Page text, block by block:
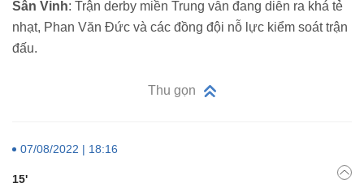
Sân Vinh: Trận derby miền Trung vẫn đang diễn ra khá tẻ
nhạt, Phan Văn Đức và các đồng đội nỗ lực kiểm soát trận
đấu.
Thu gọn
07/08/2022 | 18:16
15'